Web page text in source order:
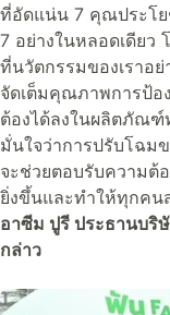
ที่อัดแน่น 7 คุณประโ
7 อย่างในหลอดเดียว
ที่นวัตกรรมของเราอ
จัดเต็มคุณภาพการป้อ
ต้องได้ลงในผลิตภัณฑ์
มั่นใจว่าการปรับโฉม
จะช่วยตอบรับความต้
ยิ่งขึ้นและทำให้ทุกคน
อาซีม ปูรี ประธานบริ
กล่าว